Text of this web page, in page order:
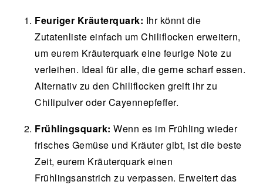
Feuriger Kräuterquark: Ihr könnt die
Zutatenliste einfach um Chiliflocken erweitern,
um eurem Kräuterquark eine feurige Note zu
verleihen. Ideal für alle, die gerne scharf essen.
Alternativ zu den Chiliflocken greift ihr zu
Chilipulver oder Cayennepfeffer.
Frühlingsquark: Wenn es im Frühling wieder
frisches Gemüse und Kräuter gibt, ist die beste
Zeit, eurem Kräuterquark einen
Frühlingsanstrich zu verpassen. Erweitert das